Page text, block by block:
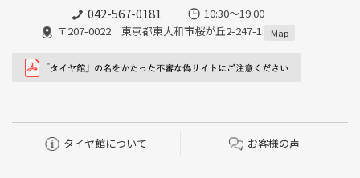
042-567-0181
10:30～19:00
〒207-0022 東京都東大和市桜が丘2-247-1
Map
タイヤ館について お客様の声